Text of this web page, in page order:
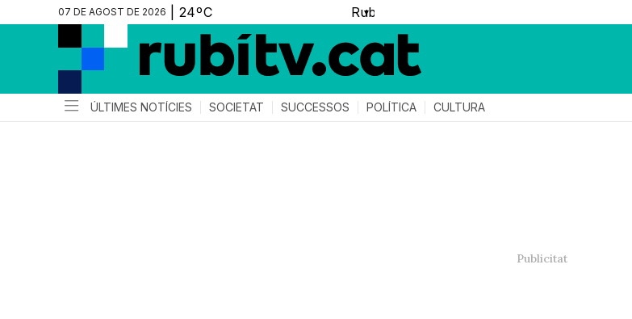
07 DE AGOST DE 2026 ▼
ÚLTIMES NOTÍCIES SOCIETAT SUCCESSOS POLÍTICA CULTURA